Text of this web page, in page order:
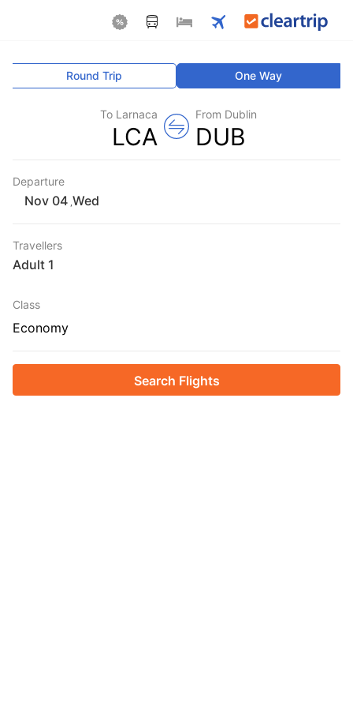
One Way
Round Trip
From Dublin
DUB
To Larnaca
LCA
Departure
Wed
Travellers
1 Adult
Class
Economy